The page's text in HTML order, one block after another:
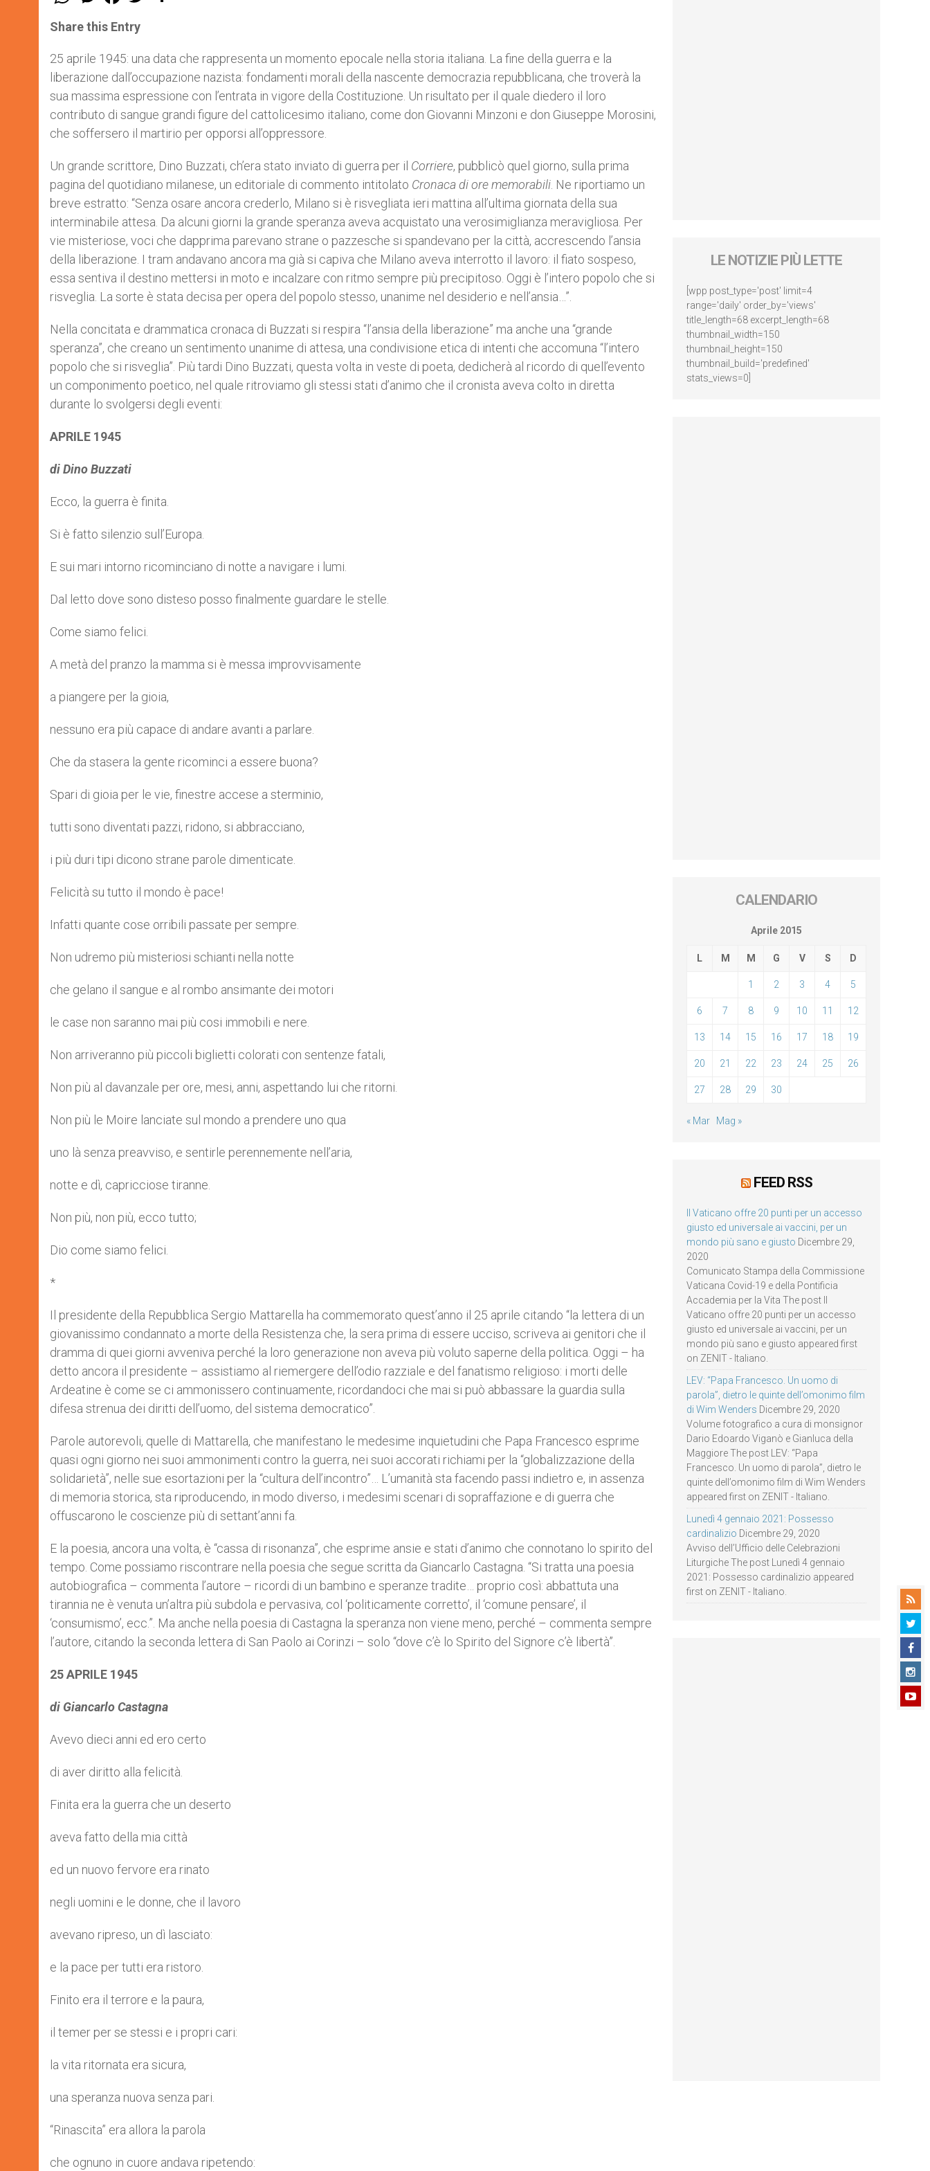
t
s
p
p
s
e
g
e
r
e
b
o
k
r
Share this Entry
25 aprile 1945: una data che rappresenta un momento epocale nella storia italiana. La fine della guerra e la
liberazione dall’occupazione nazista: fondamenti morali della nascente democrazia repubblicana, che troverà la
sua massima espressione con l’entrata in vigore della Costituzione. Un risultato per il quale diedero il loro
contributo di sangue grandi figure del cattolicesimo italiano, come don Giovanni Minzoni e don Giuseppe Morosini,
che soffersero il martirio per opporsi all’oppressore.
Un grande scrittore, Dino Buzzati, ch’era stato inviato di guerra per il Corriere, pubblicò quel giorno, sulla prima
pagina del quotidiano milanese, un editoriale di commento intitolato Cronaca di ore memorabili . Ne riportiamo un
breve estratto: “Senza osare ancora crederlo, Milano si è risvegliata ieri mattina all’ultima giornata della sua
interminabile attesa. Da alcuni giorni la grande speranza aveva acquistato una verosimiglianza meravigliosa. Per
vie misteriose, voci che dapprima parevano strane o pazzesche si spandevano per la città, accrescendo l’ansia
della liberazione. I tram andavano ancora ma già si capiva che Milano aveva interrotto il lavoro: il fiato sospeso,
essa sentiva il destino mettersi in moto e incalzare con ritmo sempre più precipitoso. Oggi è l’intero popolo che si
risveglia. La sorte è stata decisa per opera del popolo stesso, unanime nel desiderio e nell’ansia…”.
Nella concitata e drammatica cronaca di Buzzati si respira “l’ansia della liberazione” ma anche una “grande
speranza”, che creano un sentimento unanime di attesa, una condivisione etica di intenti che accomuna “l’intero
popolo che si risveglia”. Più tardi Dino Buzzati, questa volta in veste di poeta, dedicherà al ricordo di quell’evento
un componimento poetico, nel quale ritroviamo gli stessi stati d’animo che il cronista aveva colto in diretta
durante lo svolgersi degli eventi:
APRILE 1945
di Dino Buzzati
Ecco, la guerra è finita.
Si è fatto silenzio sull’Europa.
E sui mari intorno ricominciano di notte a navigare i lumi.
Dal letto dove sono disteso posso finalmente guardare le stelle.
Come siamo felici.
A metà del pranzo la mamma si è messa improvvisamente
a piangere per la gioia,
nessuno era più capace di andare avanti a parlare.
Che da stasera la gente ricominci a essere buona?
Spari di gioia per le vie, finestre accese a sterminio,
tutti sono diventati pazzi, ridono, si abbracciano,
i più duri tipi dicono strane parole dimenticate.
Felicità su tutto il mondo è pace!
Infatti quante cose orribili passate per sempre.
Non udremo più misteriosi schianti nella notte
che gelano il sangue e al rombo ansimante dei motori
le case non saranno mai più cosi immobili e nere.
Non arriveranno più piccoli biglietti colorati con sentenze fatali,
Non più al davanzale per ore, mesi, anni, aspettando lui che ritorni.
Non più le Moire lanciate sul mondo a prendere uno qua
uno là senza preavviso, e sentirle perennemente nell’aria,
notte e dì, capricciose tiranne.
Non più, non più, ecco tutto;
Dio come siamo felici.
*
Il presidente della Repubblica Sergio Mattarella ha commemorato quest’anno il 25 aprile citando “la lettera di un
giovanissimo condannato a morte della Resistenza che, la sera prima di essere ucciso, scriveva ai genitori che il
dramma di quei giorni avveniva perché la loro generazione non aveva più voluto saperne della politica. Oggi – ha
detto ancora il presidente – assistiamo al riemergere dell’odio razziale e del fanatismo religioso: i morti delle
Ardeatine è come se ci ammonissero continuamente, ricordandoci che mai si può abbassare la guardia sulla
difesa strenua dei diritti dell’uomo, del sistema democratico”.
Parole autorevoli, quelle di Mattarella, che manifestano le medesime inquietudini che Papa Francesco esprime
quasi ogni giorno nei suoi ammonimenti contro la guerra, nei suoi accorati richiami per la “globalizzazione della
solidarietà”, nelle sue esortazioni per la “cultura dell’incontro”… L’umanità sta facendo passi indietro e, in assenza
di memoria storica, sta riproducendo, in modo diverso, i medesimi scenari di sopraffazione e di guerra che
offuscarono le coscienze più di settant’anni fa.
E la poesia, ancora una volta, è “cassa di risonanza”, che esprime ansie e stati d’animo che connotano lo spirito del
tempo. Come possiamo riscontrare nella poesia che segue scritta da Giancarlo Castagna. “Si tratta una poesia
autobiografica – commenta l’autore – ricordi di un bambino e speranze tradite… proprio così: abbattuta una
tirannia ne è venuta un’altra più subdola e pervasiva, col ‘politicamente corretto’, il ‘comune pensare’, il
‘consumismo’, ecc.”. Ma anche nella poesia di Castagna la speranza non viene meno, perché – commenta sempre
l’autore, citando la seconda lettera di San Paolo ai Corinzi – solo “dove c’è lo Spirito del Signore c’è libertà”.
25 APRILE 1945
di Giancarlo Castagna
Avevo dieci anni ed ero certo
di aver diritto alla felicità.
Finita era la guerra che un deserto
aveva fatto della mia città
ed un nuovo fervore era rinato
negli uomini e le donne, che il lavoro
avevano ripreso, un dì lasciato:
e la pace per tutti era ristoro.
Finito era il terrore e la paura,
il temer per se stessi e i propri cari:
la vita ritornata era sicura,
una speranza nuova senza pari.
“Rinascita” era allora la parola
che ognuno in cuore andava ripetendo:
LE NOTIZIE PIÙ LETTE
[wpp post_type='post' limit=4
range='daily' order_by='views'
title_length=68 excerpt_length=68
thumbnail_width=150
thumbnail_height=150
thumbnail_build='predefined'
stats_views=0]
CALENDARIO
Aprile 2015
L M M G V S D
1 2 3 4 5
6 7 8 9 10 11 12
13 14 15 16 17 18 19
20 21 22 23 24 25 26
27 28 29 30
« Mar Mag »
FEED RSS
Il Vaticano offre 20 punti per un accesso
giusto ed universale ai vaccini, per un
mondo più sano e giusto Dicembre 29,
2020
Comunicato Stampa della Commissione
Vaticana Covid-19 e della Pontificia
Accademia per la Vita The post Il
Vaticano offre 20 punti per un accesso
giusto ed universale ai vaccini, per un
mondo più sano e giusto appeared first
on ZENIT - Italiano.
LEV: “Papa Francesco. Un uomo di
parola”, dietro le quinte dell’omonimo film
di Wim Wenders Dicembre 29, 2020
Volume fotografico a cura di monsignor
Dario Edoardo Viganò e Gianluca della
Maggiore The post LEV: “Papa
Francesco. Un uomo di parola”, dietro le
quinte dell’omonimo film di Wim Wenders
appeared first on ZENIT - Italiano.
Lunedì 4 gennaio 2021: Possesso
cardinalizio Dicembre 29, 2020
Avviso dell’Ufficio delle Celebrazioni
Liturgiche The post Lunedì 4 gennaio
2021: Possesso cardinalizio appeared
first on ZENIT - Italiano.